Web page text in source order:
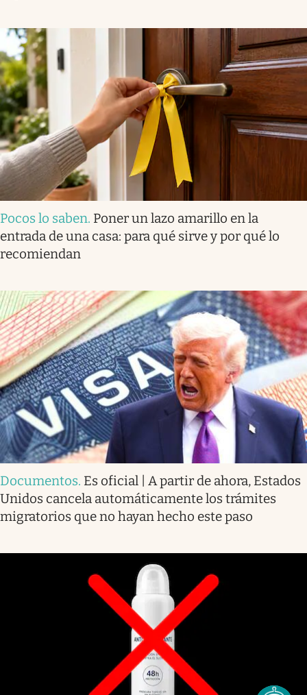
Pocos lo saben. Poner un lazo amarillo en la
entrada de una casa: para qué sirve y por qué lo
recomiendan
Documentos. Es oficial | A partir de ahora, Estados
Unidos cancela automáticamente los trámites
migratorios que no hayan hecho este paso